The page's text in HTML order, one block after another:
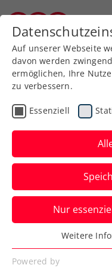
News filtern
Auf unserer Webseite
davon werden
ermöglichen, Ihre
zu verbessern.
Essenziell
Nur
Essenziell
Essenzielle Cookies
Weitere
Powered by